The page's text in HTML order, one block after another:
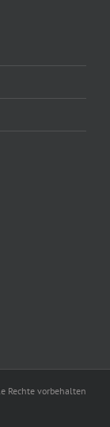
Rechte vorbehalten